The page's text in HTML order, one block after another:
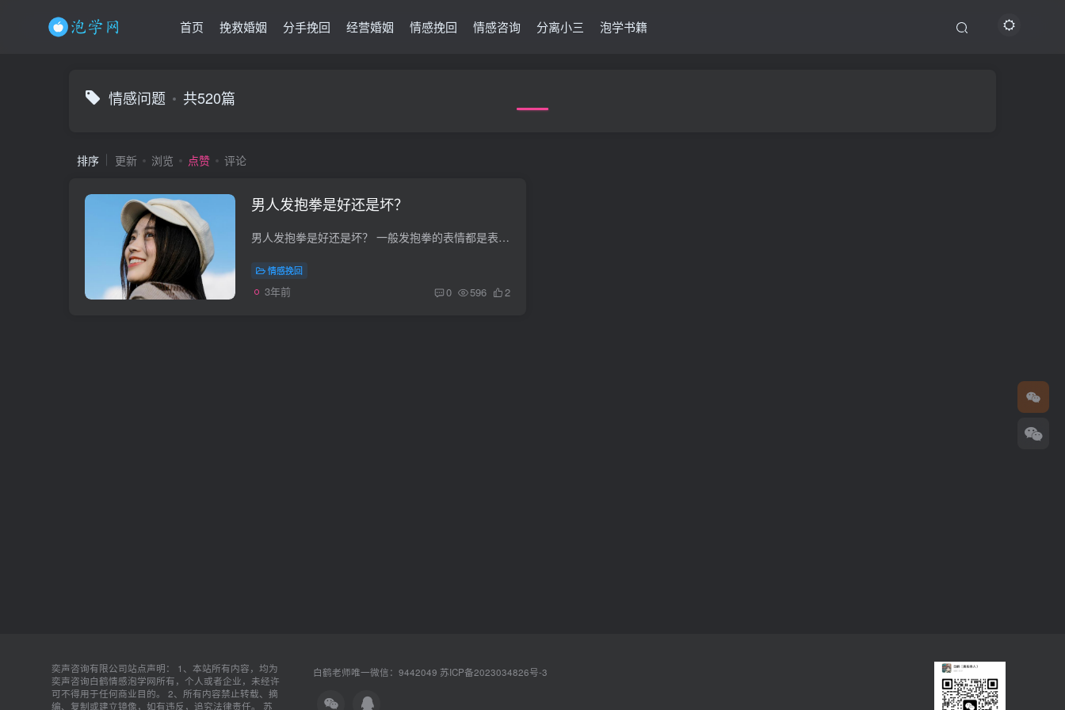
首页 挽救婚姻 分手挽回 经营婚姻 情感挽回 情感咨询 分离小三 泡学书籍
情感问题 共520篇
排序 更新 浏览 点赞 评论
男人发抱拳是好还是坏？
男人发抱拳是好还是坏？ 一般发抱拳的表情都是表示感谢表示敬意的含义 一般都是好的寓意，没听说过发抱拳的表情有坏的寓意 主要还是看你们都聊了什么吧 男方开始的时候会主动找你聊天，突然就不...
情感挽回
3年前 0 596 2
奕声咨询有限公司站点声明： 1、本站所有内容，均为
奕声咨询白鹤情感泡学网所有，个人或者企业，未经许
可不得用于任何商业目的。 2、所有内容禁止转载、摘
编、复制或建立镜像，如有违反，追究法律责任。 苏
白鹤老师唯一微信：9442049 苏ICP备2023034826号-3